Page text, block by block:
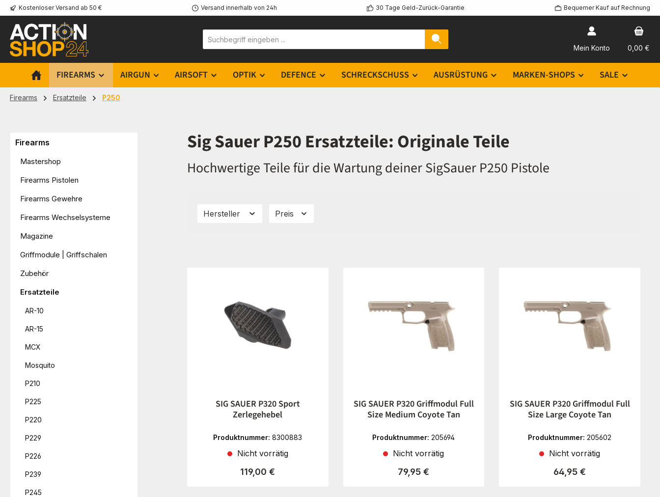
Hauptinhalt springen
Zur Suche springen
Zur Hauptnavigation springen
Kostenloser Versand ab 50 € Versand innerhalb von 24h 30 Tage Geld-Zurück-Garantie Bequemer Kauf auf Rechnung
Mein Konto 0,00 €
FIREARMS AIRGUN AIRSOFT OPTIK DEFENCE SCHRECKSCHUSS AUSRÜSTUNG MARKEN-SHOPS SALE
Firearms Ersatzteile P250
Firearms
Mastershop
Firearms Pistolen
Firearms Gewehre
Firearms Wechselsysteme
Magazine
Griffmodule | Griffschalen
Zubehör
Ersatzteile
AR-10
AR-15
MCX
Mosquito
P210
P225
P220
P229
P226
P239
P245
Sig Sauer P250 Ersatzteile: Originale Teile
Hochwertige Teile für die Wartung deiner SigSauer P250 Pistole
Hersteller Preis
SIG SAUER P320 Sport
Zerlegehebel
Produktnummer:8300883
Nicht vorrätig
Regulärer Preis:
119,00 €
SIG SAUER P320 Griffmodul Full
Size Medium Coyote Tan
Produktnummer:205694
Nicht vorrätig
Regulärer Preis:
79,95 €
SIG SAUER P320 Griffmodul Full
Size Large Coyote Tan
Produktnummer:205602
Nicht vorrätig
Regulärer Preis:
64,95 €